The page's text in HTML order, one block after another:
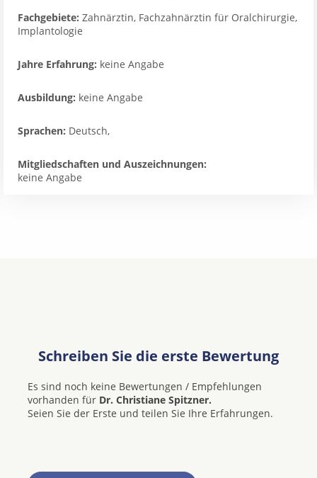
Fachgebiete: Zahnärztin, Fachzahnärztin für Oralchirurgie,
Implantologie
Jahre Erfahrung: keine Angabe
Ausbildung: keine Angabe
Sprachen: Deutsch,
Mitgliedschaften und Auszeichnungen:
keine Angabe
Schreiben Sie die erste Bewertung
Es sind noch keine Bewertungen / Empfehlungen
vorhanden für Dr. Christiane Spitzner.
Seien Sie der Erste und teilen Sie Ihre Erfahrungen.